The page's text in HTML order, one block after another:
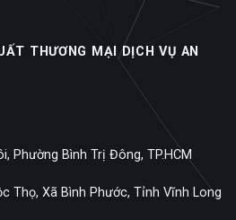
THƯƠNG MẠI DỊCH VỤ AN
Phường Bình Trị Đông, TP.HCM
Thọ, Xã Bình Phước, Tỉnh Vĩnh Long